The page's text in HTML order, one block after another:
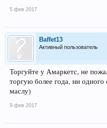
5 фев 2017
Baffet13
Активный пользователь
Торгуйте у Амаркетс, не
торгую более года, ни одного
маслу)
9 фев 2017